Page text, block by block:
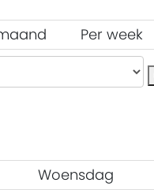
Per week
Woensdag